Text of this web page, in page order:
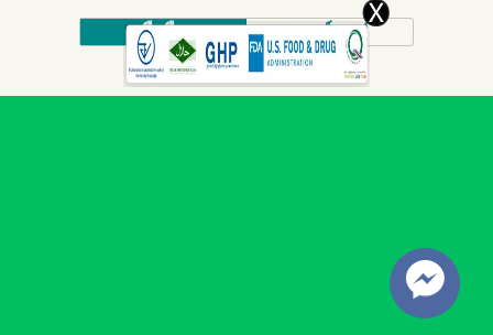
มือถือ เดสก์ทอป